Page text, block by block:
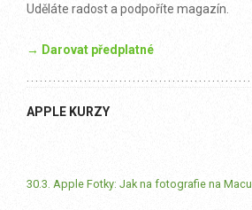
Uděláte radost a podpoříte magazín.
→ Darovat předplatné
APPLE KURZY
30.3. Apple Fotky: Jak na fotografie na Macu